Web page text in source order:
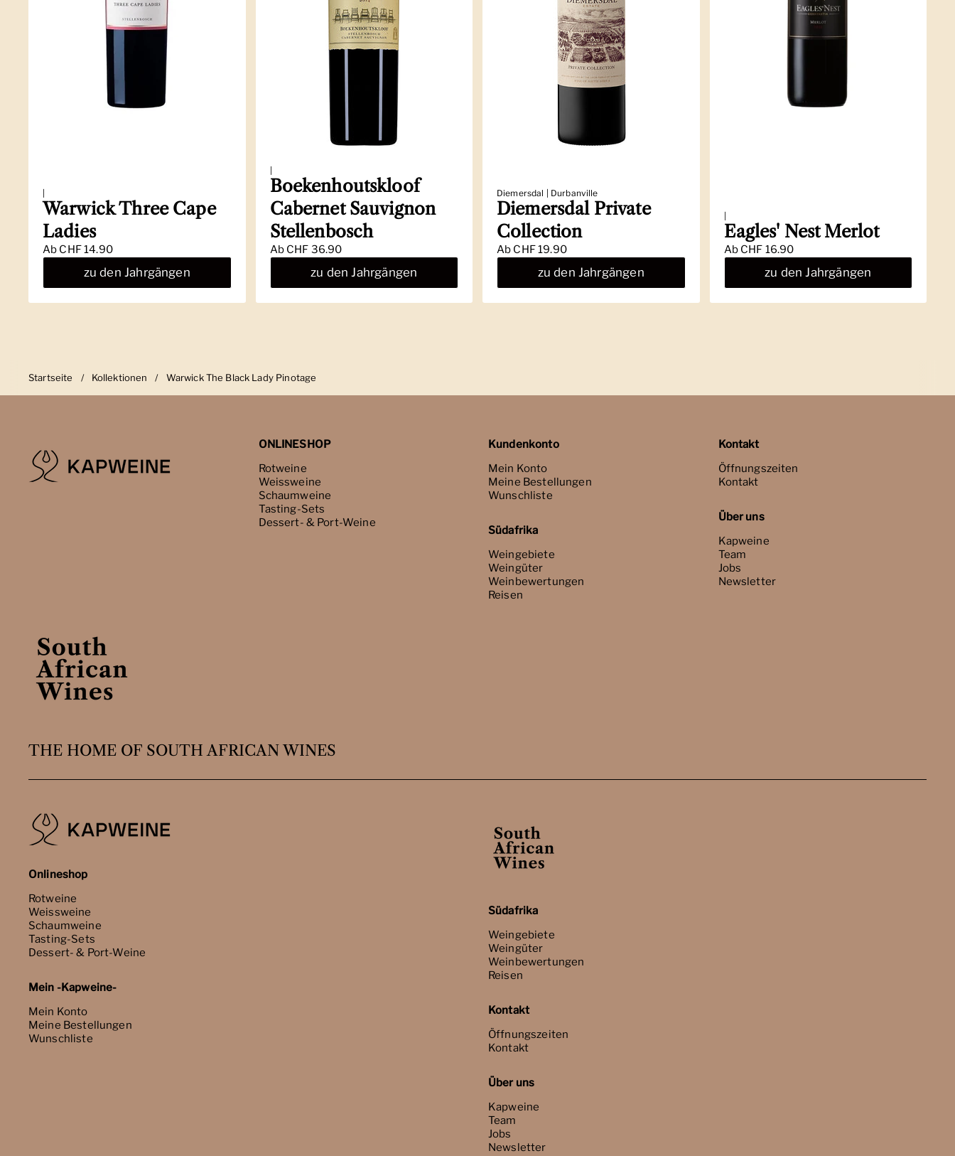
Warwick Three Cape
Ladies
Ab CHF 14.90
zu den Jahrgängen
Boekenhoutskloof
Cabernet Sauvignon
Stellenbosch
Ab CHF 36.90
zu den Jahrgängen
Diemersdal | Durbanville
Diemersdal Private
Collection
Ab CHF 19.90
zu den Jahrgängen
Eagles' Nest Merlot
Ab CHF 16.90
zu den Jahrgängen
Startseite / Kollektionen / Warwick The Black Lady Pinotage
ONLINESHOP
Rotweine
Weissweine
Schaumweine
Tasting-Sets
Dessert- & Port-Weine
Kundenkonto
Mein Konto
Meine Bestellungen
Wunschliste
Südafrika
Weingebiete
Weingüter
Weinbewertungen
Reisen
Kontakt
Öffnungszeiten
Kontakt
Über uns
Kapweine
Team
Jobs
Newsletter
THE HOME OF SOUTH AFRICAN WINES
Onlineshop
Rotweine
Weissweine
Schaumweine
Tasting-Sets
Dessert- & Port-Weine
Mein -Kapweine-
Mein Konto
Meine Bestellungen
Wunschliste
Südafrika
Weingebiete
Weingüter
Weinbewertungen
Reisen
Kontakt
Öffnungszeiten
Kontakt
Über uns
Kapweine
Team
Jobs
Newsletter